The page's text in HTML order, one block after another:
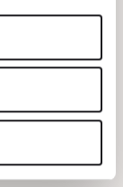
innehållet
Vi
annan
och
med.